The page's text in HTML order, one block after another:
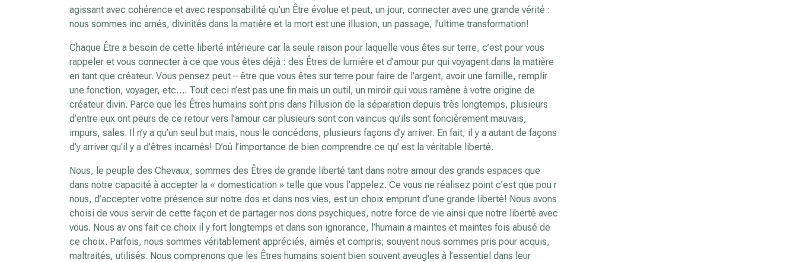
agissant avec cohérence et avec responsabilité qu’un Être évolue et peut, un jour, connecter avec une grande vérité :
nous sommes inc arnés, divinités dans la matière et la mort est une illusion, un passage, l’ultime transformation!
Chaque Être a besoin de cette liberté intérieure car la seule raison pour laquelle vous êtes sur terre, c’est pour vous
rappeler et vous connecter à ce que vous êtes déjà : des Êtres de lumière et d’amour pur qui voyagent dans la matière
en tant que créateur. Vous pensez peut – être que vous êtes sur terre pour faire de l’argent, avoir une famille, remplir
une fonction, voyager, etc…. Tout ceci n’est pas une fin mais un outil, un miroir qui vous ramène à votre origine de
créateur divin. Parce que les Êtres humains sont pris dans l’illusion de la séparation depuis très longtemps, plusieurs
d’entre eux ont peurs de ce retour vers l’amour car plusieurs sont con vaincus qu’ils sont foncièrement mauvais,
impurs, sales. Il n’y a qu’un seul but mais, nous le concédons, plusieurs façons d’y arriver. En fait, il y a autant de façons
d’y arriver qu’il y a d’êtres incarnés! D’où l’importance de bien comprendre ce qu’ est la véritable liberté.
Nous, le peuple des Chevaux, sommes des Êtres de grande liberté tant dans notre amour des grands espaces que
dans notre capacité à accepter la « domestication » telle que vous l’appelez. Ce vous ne réalisez point c’est que pou r
nous, d’accepter votre présence sur notre dos et dans nos vies, est un choix emprunt d’une grande liberté! Nous avons
choisi de vous servir de cette façon et de partager nos dons psychiques, notre force de vie ainsi que notre liberté avec
vous. Nous av ons fait ce choix il y fort longtemps et dans son ignorance, l’humain a maintes et maintes fois abusé de
ce choix. Parfois, nous sommes véritablement appréciés, aimés et compris; souvent nous sommes pris pour acquis,
maltraités, utilisés. Nous comprenons que les Êtres humains soient bien souvent aveugles à l’essentiel dans leur